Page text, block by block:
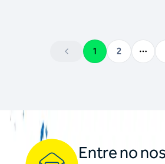
1 2 More
Entre no